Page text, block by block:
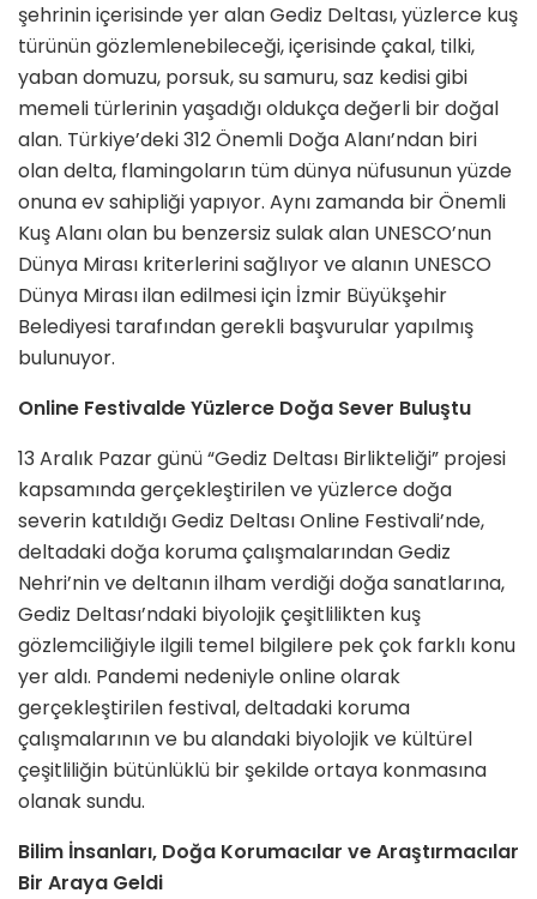
şehrinin içerisinde yer alan Gediz Deltası, yüzlerce kuş
türünün gözlemlenebileceği, içerisinde çakal, tilki,
yaban domuzu, porsuk, su samuru, saz kedisi gibi
memeli türlerinin yaşadığı oldukça değerli bir doğal
alan. Türkiye’deki 312 Önemli Doğa Alanı’ndan biri
olan delta, flamingoların tüm dünya nüfusunun yüzde
onuna ev sahipliği yapıyor. Aynı zamanda bir Önemli
Kuş Alanı olan bu benzersiz sulak alan UNESCO’nun
Dünya Mirası kriterlerini sağlıyor ve alanın UNESCO
Dünya Mirası ilan edilmesi için İzmir Büyükşehir
Belediyesi tarafından gerekli başvurular yapılmış
bulunuyor.
Online Festivalde Yüzlerce Doğa Sever Buluştu
13 Aralık Pazar günü “Gediz Deltası Birlikteliği” projesi
kapsamında gerçekleştirilen ve yüzlerce doğa
severin katıldığı Gediz Deltası Online Festivali’nde,
deltadaki doğa koruma çalışmalarından Gediz
Nehri’nin ve deltanın ilham verdiği doğa sanatlarına,
Gediz Deltası’ndaki biyolojik çeşitlilikten kuş
gözlemciliğiyle ilgili temel bilgilere pek çok farklı konu
yer aldı. Pandemi nedeniyle online olarak
gerçekleştirilen festival, deltadaki koruma
çalışmalarının ve bu alandaki biyolojik ve kültürel
çeşitliliğin bütünlüklü bir şekilde ortaya konmasına
olanak sundu.
Bilim İnsanları, Doğa Korumacılar ve Araştırmacılar
Bir Araya Geldi